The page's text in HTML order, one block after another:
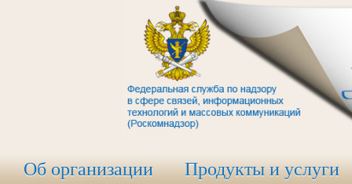
Об организации Продукты и услуги